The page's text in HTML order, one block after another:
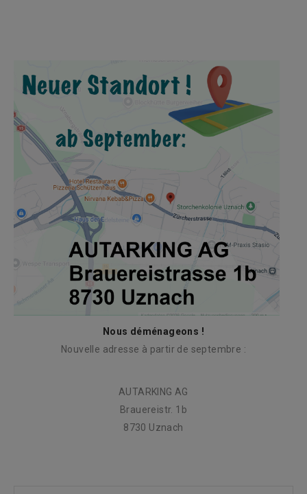
Nous déménageons !
Nouvelle adresse à partir de septembre :
AUTARKING AG
Brauereistr. 1b
8730 Uznach